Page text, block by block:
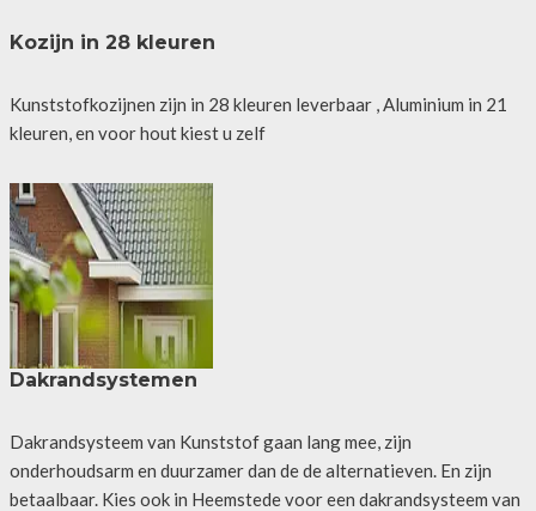
Kozijn in 28 kleuren
Kunststofkozijnen zijn in 28 kleuren leverbaar , Aluminium in 21
kleuren, en voor hout kiest u zelf
Dakrandsystemen
Dakrandsysteem van Kunststof gaan lang mee, zijn
onderhoudsarm en duurzamer dan de de alternatieven. En zijn
betaalbaar. Kies ook in Heemstede voor een dakrandsysteem van